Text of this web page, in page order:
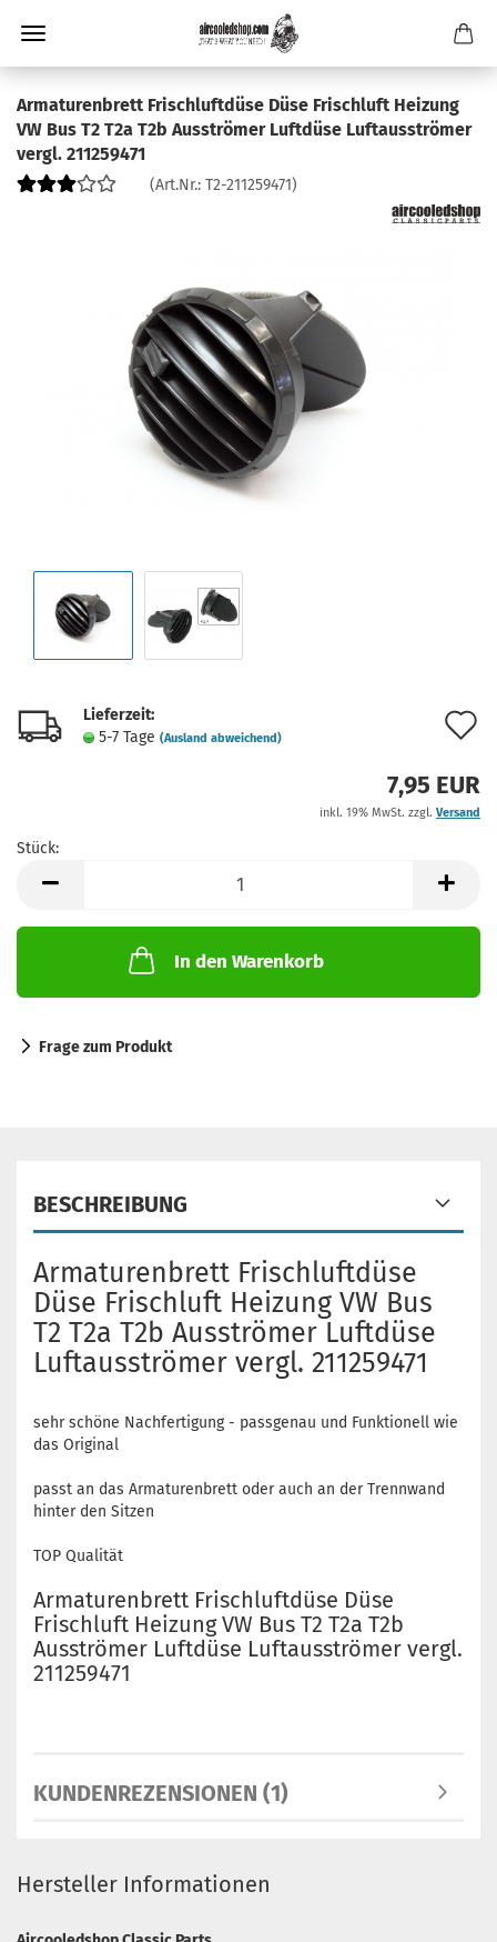
Armaturenbrett Frischluftdüse Düse Frischluft Heizung
VW Bus T2 T2a T2b Ausströmer Luftdüse Luftausströmer
vergl. 211259471
(Art.Nr.: T2-211259471)
Lieferzeit:
5-7 Tage (Ausland abweichend)
7,95 EUR
inkl. 19% MwSt. zzgl. Versand
Stück:
In den Warenkorb
Frage zum Produkt
BESCHREIBUNG
Armaturenbrett Frischluftdüse
Düse Frischluft Heizung VW Bus
T2 T2a T2b Ausströmer Luftdüse
Luftausströmer vergl. 211259471
sehr schöne Nachfertigung - passgenau und Funktionell wie
das Original
passt an das Armaturenbrett oder auch an der Trennwand
hinter den Sitzen
TOP Qualität
Armaturenbrett Frischluftdüse Düse
Frischluft Heizung VW Bus T2 T2a T2b
Ausströmer Luftdüse Luftausströmer vergl.
211259471
KUNDENREZENSIONEN (1)
Hersteller Informationen